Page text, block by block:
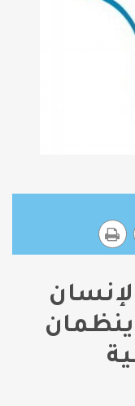
ينظمان